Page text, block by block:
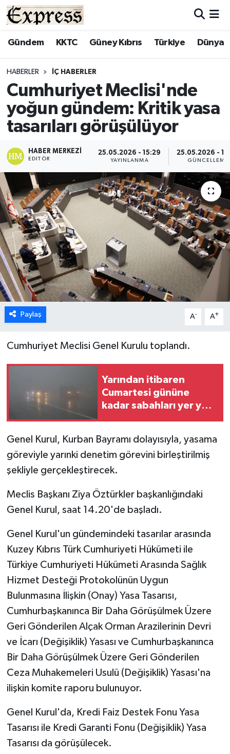
Gündem KKTC Güney Kıbrıs Türkiye Dünya
HABERLER İÇ HABERLER
Cumhuriyet Meclisi'nde
yoğun gündem: Kritik yasa
tasarıları görüşülüyor
HABER MERKEZI
EDITÖR
25.05.2026 - 15:29
YAYINLANMA
25.05.2026 -
GÜNCELLEME
Paylaş A- A+
Cumhuriyet Meclisi Genel Kurulu toplandı.
Yarından itibaren
Cumartesi gününe
kadar sabahları yer yer
Genel Kurul, Kurban Bayramı dolayısıyla, yasama
göreviyle yarınki denetim görevini birleştirilmiş
şekliyle gerçekleştirecek.
Meclis Başkanı Ziya Öztürkler başkanlığındaki
Genel Kurul, saat 14.20'de başladı.
Genel Kurul'un gündemindeki tasarılar arasında
Kuzey Kıbrıs Türk Cumhuriyeti Hükümeti ile
Türkiye Cumhuriyeti Hükümeti Arasında Sağlık
Hizmet Desteği Protokolünün Uygun
Bulunmasına İlişkin (Onay) Yasa Tasarısı,
Cumhurbaşkanınca Bir Daha Görüşülmek Üzere
Geri Gönderilen Alçak Orman Arazilerinin Devri
ve İcarı (Değişiklik) Yasası ve Cumhurbaşkanınca
Bir Daha Görüşülmek Üzere Geri Gönderilen
Ceza Muhakemeleri Usulü (Değişiklik) Yasası'na
ilişkin komite raporu bulunuyor.
Genel Kurul'da, Kredi Faiz Destek Fonu Yasa
Tasarısı ile Kredi Garanti Fonu (Değişiklik) Yasa
Tasarısı da görüşülecek.
ALAYKÖY
BİLİM
ÇATALKÖY
EKONOMİ
ENGLISH
ESENTEPE
GAZİMAĞUSA
GİRNE
GÜNEY KIBRIS
KÜLTÜR SANAT
LEFKOŞA
Nöbetçi Eczaneler
ÖZEL HABER
SAĞLIK
SPOR
TATLISU
TEKNOLOJİ
TİCARET
Hava Durumu
Süper Lig Puan Durumu ve Fikstür
Tüm Manşetler